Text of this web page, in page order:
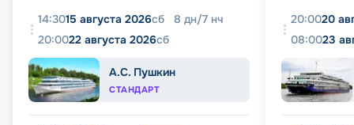
14:3015 августа 2026сб 8 дн/7 нч
20:0022 августа 2026сб
А.С. Пушкин
СТАНДАРТ
20:0020
08:0023